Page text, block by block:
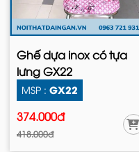
Ghế dựa inox có tựa
lưng GX22
MSP : GX22
374.000đ
418.000đ